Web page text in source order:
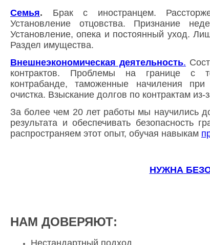
Семья. Брак с иностранцем.
Установление отцовства. Признание
Установление, опека и постоянный уход.
Раздел имущества.
Внешнеэкономическая деятельность.
контрактов. Проблемы на границе с
контрабанде, таможенные начиления
очистка. Взыскание долгов по контрактам из-
За более чем 20 лет работы мы научились
результата и обеспечивать безопасность
распространяем этот опыт, обучая навыкам
НУЖНА
НАМ ДОВЕРЯЮТ:
Нестандартный подход